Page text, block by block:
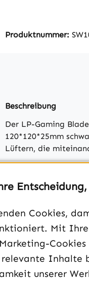
Produktnummer:
Beschreibung
Der LP-Gaming
120*120*25mm
Lüftern, die
Cookies,
Mit
Cookies
relevante Inhalte
unserer